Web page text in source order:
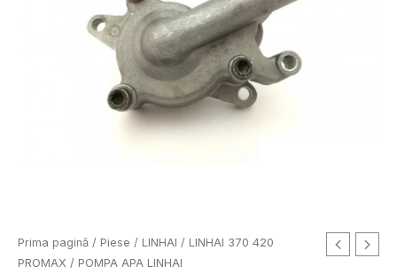
Prima pagină / Piese / LINHAI / LINHAI 370 420
PROMAX / POMPA APA LINHAI
Cantitate
POMPA